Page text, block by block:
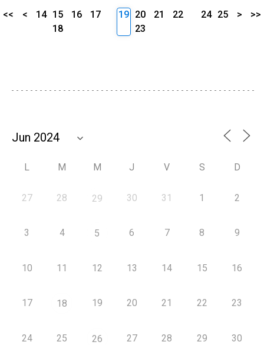
<< < 14 15 16
17
18
19 20 21
22
23
24 25 > >>
L M M J V S D
27 28 29 30 31 1 2
3 4 5 6 7 8 9
10 11 12 13 14 15 16
17 18 19 20 21 22 23
24 25 26 27 28 29 30